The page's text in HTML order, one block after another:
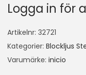
Logga in för
Artikelnr: 32721
Kategorier: Blockljus
Varumärke: inicio